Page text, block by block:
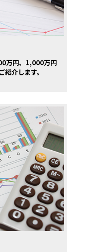
万円、1,000万円
介します。